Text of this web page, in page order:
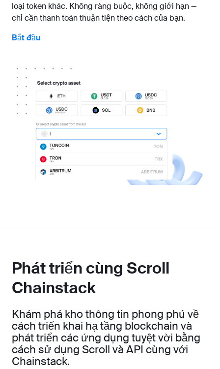
loại token khác. Không ràng buộc, không giới hạn —
chỉ cần thanh toán thuận tiện theo cách của bạn.
Bắt đầu
Phát triển cùng Scroll
Chainstack
Khám phá kho thông tin phong phú về
cách triển khai hạ tầng blockchain và
phát triển các ứng dụng tuyệt vời bằng
cách sử dụng Scroll và API cùng với
Chainstack.